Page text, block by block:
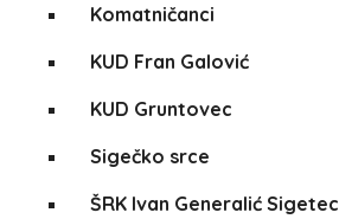
Komatničanci
KUD Fran Galović
KUD Gruntovec
Sigečko srce
ŠRK Ivan Generalić Sigetec